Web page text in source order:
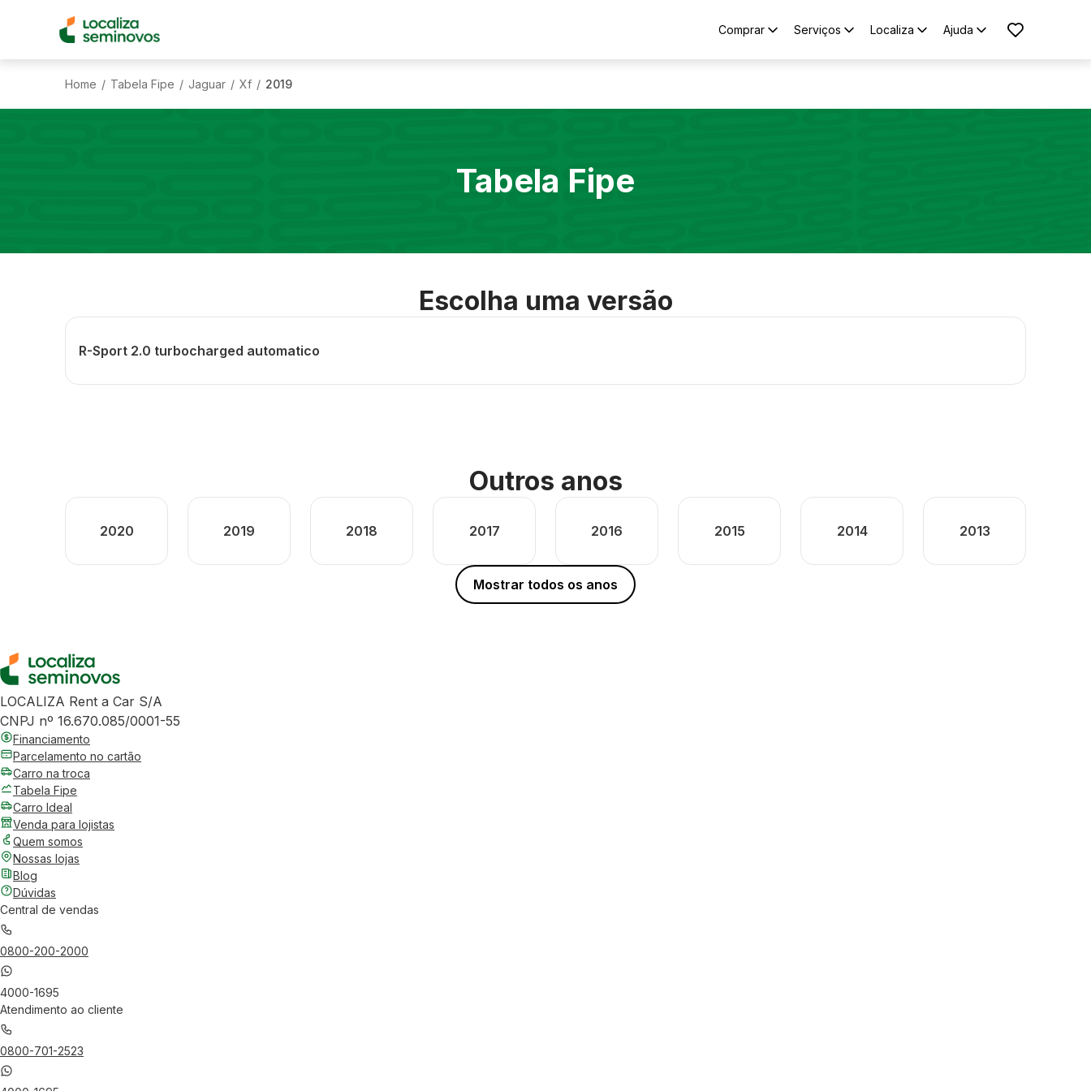
Comprar Serviços Localiza Ajuda
Home / Tabela Fipe / Jaguar / Xf / 2019
Tabela Fipe
Escolha uma versão
R-Sport 2.0 turbocharged automatico
Outros anos
2020 2019 2018 2017 2016 2015 2014 2013
Mostrar todos os anos
LOCALIZA Rent a Car S/A
CNPJ nº 16.670.085/0001-55
Financiamento
Parcelamento no cartão
Carro na troca
Tabela Fipe
Carro Ideal
Venda para lojistas
Quem somos
Nossas lojas
Blog
Dúvidas
Central de vendas
0800-200-2000
4000-1695
Atendimento ao cliente
0800-701-2523